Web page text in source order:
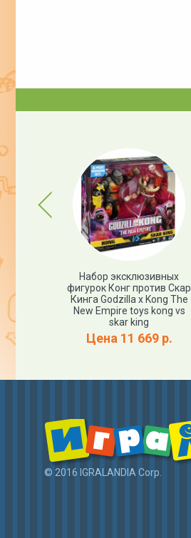
Previous
р.
Набор эксклюзивных
фигурок Конг против Скар
Кинга Godzilla x Kong The
New Empire toys kong vs
skar king
Цена 11 669 р.
© 2016 IGRALANDIA Corp.